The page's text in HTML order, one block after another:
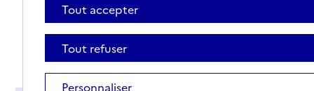
Tout accepter
Tout refuser
Personnaliser